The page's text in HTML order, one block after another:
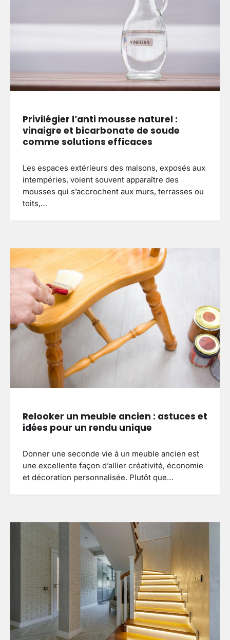
Privilégier l’anti mousse naturel :
vinaigre et bicarbonate de soude
comme solutions efficaces
Les espaces extérieurs des maisons, exposés aux
intempéries, voient souvent apparaître des
mousses qui s’accrochent aux murs, terrasses ou
toits,…
Relooker un meuble ancien : astuces et
idées pour un rendu unique
Donner une seconde vie à un meuble ancien est
une excellente façon d’allier créativité, économie
et décoration personnalisée. Plutôt que…